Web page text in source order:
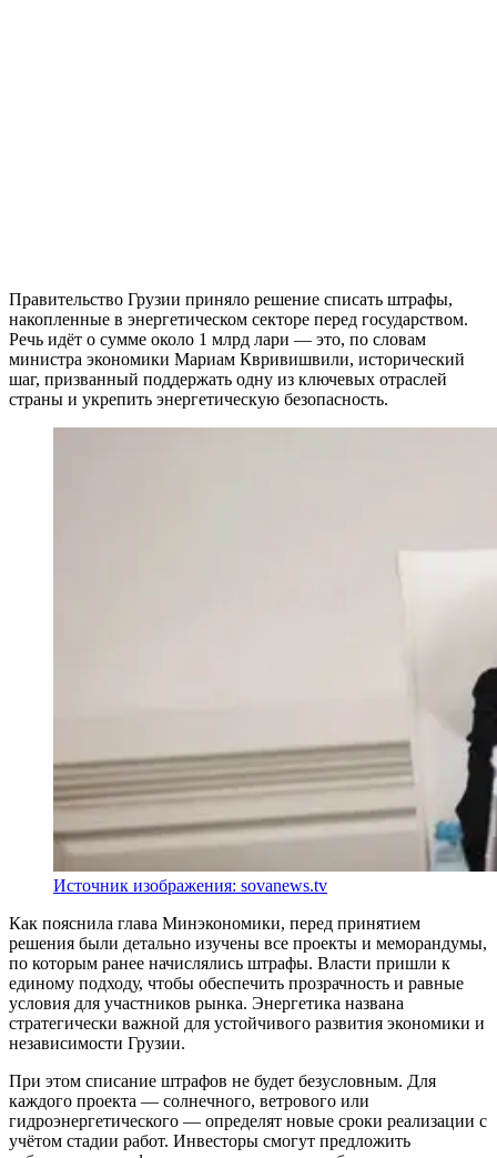
Правительство Грузии приняло решение списать штрафы,
накопленные в энергетическом секторе перед государством.
Речь идёт о сумме около 1 млрд лари — это, по словам
министра экономики Мариам Квривишвили, исторический
шаг, призванный поддержать одну из ключевых отраслей
страны и укрепить энергетическую безопасность.
Источник изображения: sovanews.tv
Как пояснила глава Минэкономики, перед принятием
решения были детально изучены все проекты и меморандумы,
по которым ранее начислялись штрафы. Власти пришли к
единому подходу, чтобы обеспечить прозрачность и равные
условия для участников рынка. Энергетика названа
стратегически важной для устойчивого развития экономики и
независимости Грузии.
При этом списание штрафов не будет безусловным. Для
каждого проекта — солнечного, ветрового или
гидроэнергетического — определят новые сроки реализации с
учётом стадии работ. Инвесторы смогут предложить